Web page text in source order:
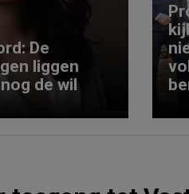
De
liggen
de wil